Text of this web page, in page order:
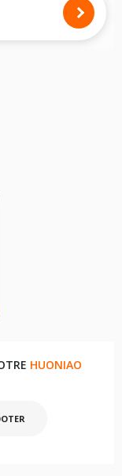
moto avec les
votre motoHUONIAO
HUONIAO